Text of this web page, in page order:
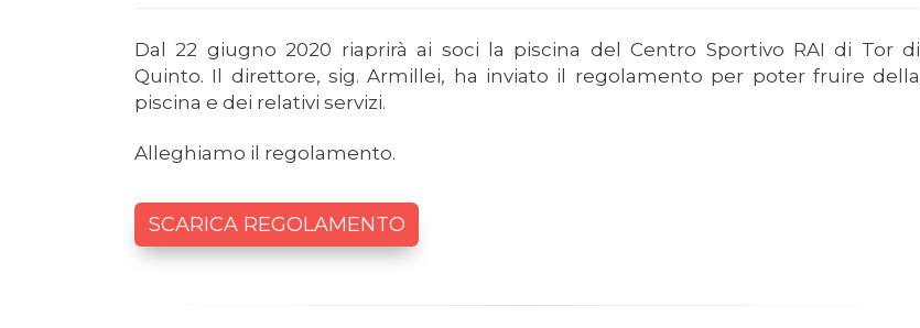
Dal 22 giugno 2020 riaprirà ai soci la piscina del Centro Sportivo RAI di Tor di
Quinto. Il direttore, sig. Armillei, ha inviato il regolamento per poter fruire della
piscina e dei relativi servizi.
Alleghiamo il regolamento.
SCARICA REGOLAMENTO